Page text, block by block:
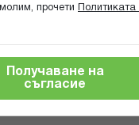
ЦИКА ПЕНЕЩ СЕ
прочети
Политиката
Получаване на
съгласие